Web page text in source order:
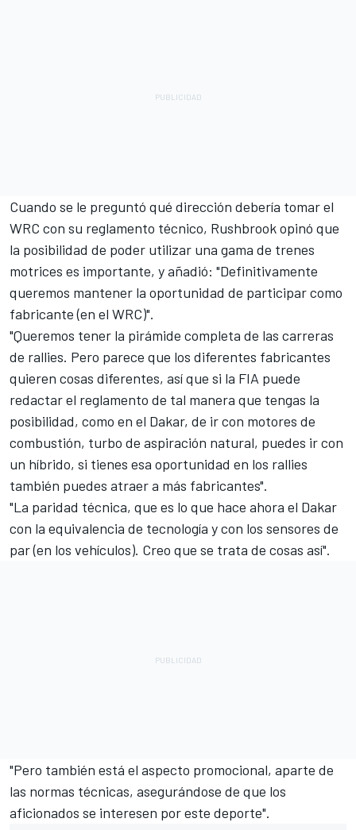
Cuando se le preguntó qué dirección debería tomar el
WRC con su reglamento técnico, Rushbrook opinó que
la posibilidad de poder utilizar una gama de trenes
motrices es importante, y añadió: "Definitivamente
queremos mantener la oportunidad de participar como
fabricante (en el WRC)".
"Queremos tener la pirámide completa de las carreras
de rallies. Pero parece que los diferentes fabricantes
quieren cosas diferentes, así que si la FIA puede
redactar el reglamento de tal manera que tengas la
posibilidad, como en el Dakar, de ir con motores de
combustión, turbo de aspiración natural, puedes ir con
un híbrido, si tienes esa oportunidad en los rallies
también puedes atraer a más fabricantes".
"La paridad técnica, que es lo que hace ahora el Dakar
con la equivalencia de tecnología y con los sensores de
par (en los vehículos). Creo que se trata de cosas así".
"Pero también está el aspecto promocional, aparte de
las normas técnicas, asegurándose de que los
aficionados se interesen por este deporte".